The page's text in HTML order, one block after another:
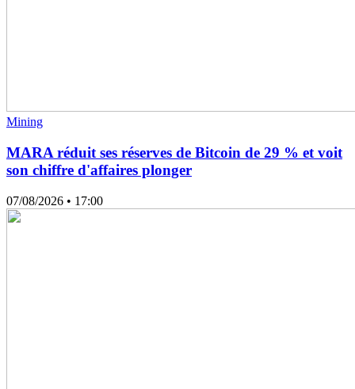
Mining
MARA réduit ses réserves de Bitcoin de 29 % et voit
son chiffre d'affaires plonger
07/08/2026 • 17:00